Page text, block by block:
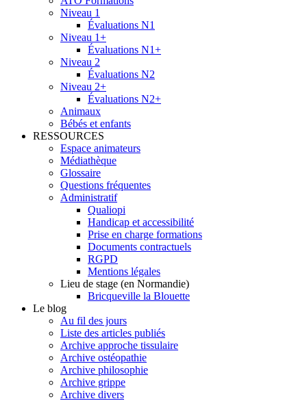
Niveau 1
Évaluations N1
Niveau 1+
Évaluations N1+
Niveau 2
Évaluations N2
Niveau 2+
Évaluations N2+
Animaux
Bébés et enfants
RESSOURCES
Espace animateurs
Médiathèque
Glossaire
Questions fréquentes
Administratif
Qualiopi
Handicap et accessibilité
Prise en charge formations
Documents contractuels
RGPD
Mentions légales
Lieu de stage (en Normandie)
Bricqueville la Blouette
Le blog
Au fil des jours
Liste des articles publiés
Archive approche tissulaire
Archive ostéopathie
Archive philosophie
Archive grippe
Archive divers